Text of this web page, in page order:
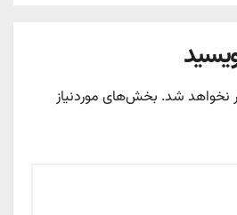
نخواهد شد. بخش‌های موردنیاز